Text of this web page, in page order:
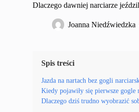
Dlaczego dawniej narciarze
Joanna Niedźwiedzka
Spis treści
Jazda na nartach bez gogli
Kiedy pojawiły się pierwsze gogle
Dlaczego dziś trudno wyobrazić